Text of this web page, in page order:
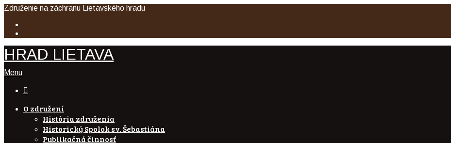
Združenie na záchranu Lietavského hradu
HRAD LIETAVA
Menu

O združení
História združenia
Historický Spolok sv. Šebastiána
Publikačná činnosť